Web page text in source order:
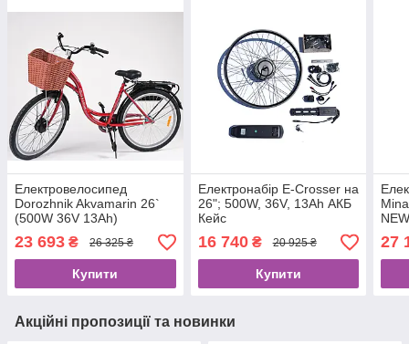
Електровелосипед
Dorozhnik Akvamarin 26`
(500W 36V 13Ah)
23 693 ₴ 26 325 ₴
Купити
Електронабір E-Crosser на
26"; 500W, 36V, 13Аh АКБ
Кейс
16 740₴ 20 925 ₴
Купити
27
Акційні пропозиції та новинки